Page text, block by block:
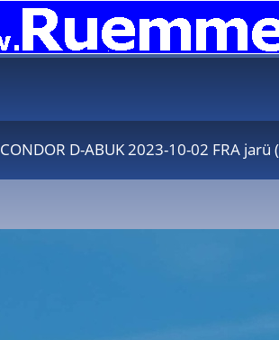
CONDOR D-ABUK 2023-10-02 FRA jarü